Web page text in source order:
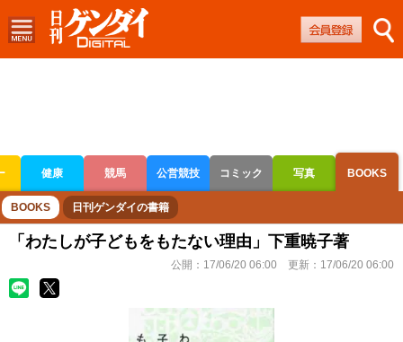
健康 競馬 公営競技 コミック 写真 BOOKS
ボートレース 競輪 オートレース
BOOKS 日刊ゲンダイの書籍
「わたしが子どもをもたない理由」下重暁子著
公開： 17/06/20 06:00 更新： 17/06/20 06:00